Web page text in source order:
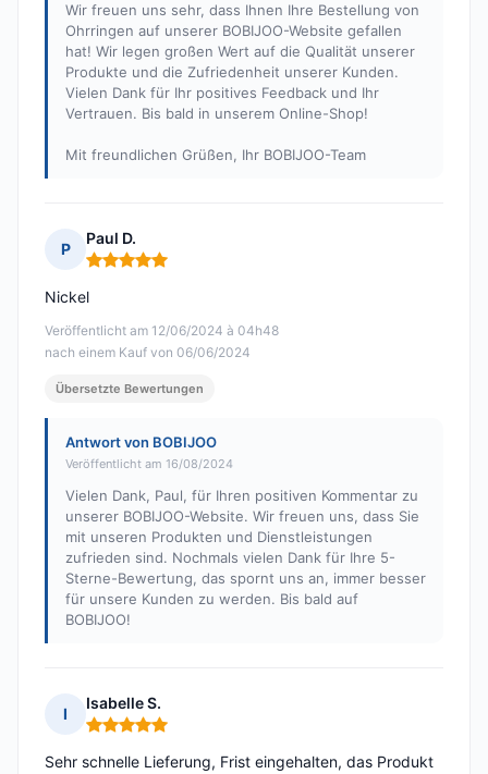
Wir freuen uns sehr, dass Ihnen Ihre Bestellung von
Ohrringen auf unserer BOBIJOO-Website gefallen
hat! Wir legen großen Wert auf die Qualität unserer
Produkte und die Zufriedenheit unserer Kunden.
Vielen Dank für Ihr positives Feedback und Ihr
Vertrauen. Bis bald in unserem Online-Shop!
Mit freundlichen Grüßen, Ihr BOBIJOO-Team
P
Paul D.
Hinweis: 5 von 5
Veröffentlicht am 12/06/2024 à 04h48
nach einem Kauf von 06/06/2024
Nickel
Übersetzte Bewertungen
Antwort von BOBIJOO
Veröffentlicht am 16/08/2024
Vielen Dank, Paul, für Ihren positiven Kommentar zu
unserer BOBIJOO-Website. Wir freuen uns, dass Sie
mit unseren Produkten und Dienstleistungen
zufrieden sind. Nochmals vielen Dank für Ihre 5-
Sterne-Bewertung, das spornt uns an, immer besser
für unsere Kunden zu werden. Bis bald auf
BOBIJOO!
I
Isabelle S.
Hinweis: 5 von 5
Sehr schnelle Lieferung, Frist eingehalten, das Produkt